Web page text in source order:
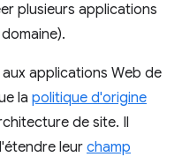
plusieurs applications
applications Web de
la politique d'origine
de site. Il
leur champ